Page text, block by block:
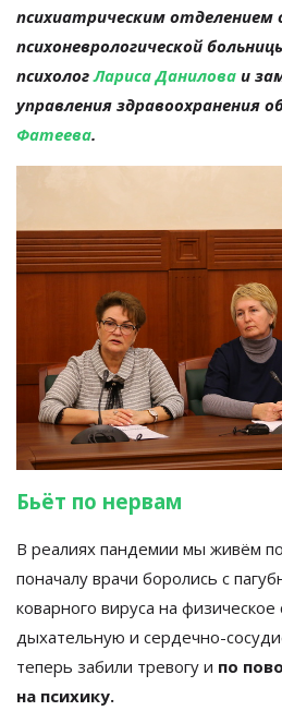
психиатрическим отделением
психоневрологической
психологЛариса Данилова и
управления здравоохранения
Фатеева.
Бьёт по нервам
В реалиях пандемии мы живём
поначалу врачи боролись с
коварного вируса на физическое
дыхательную и сердечно-
теперь забили тревогу и по
на психику.